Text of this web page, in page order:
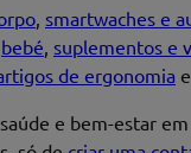
, smartwaches e
bebé, suplementos e
de ergonomia
e bem-estar